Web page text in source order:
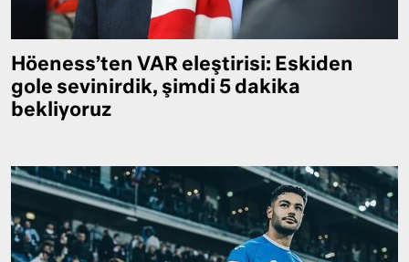
Höeness’ten VAR eleştirisi: Eskiden
gole sevinirdik, şimdi 5 dakika
bekliyoruz